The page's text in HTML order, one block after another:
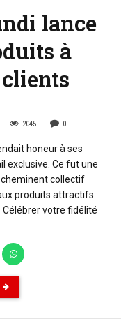
lance
à
2045 0
honeur à ses
exclusive. Ce fut une
cheminent collectif
produits attractifs.
Célébrer votre fidélité